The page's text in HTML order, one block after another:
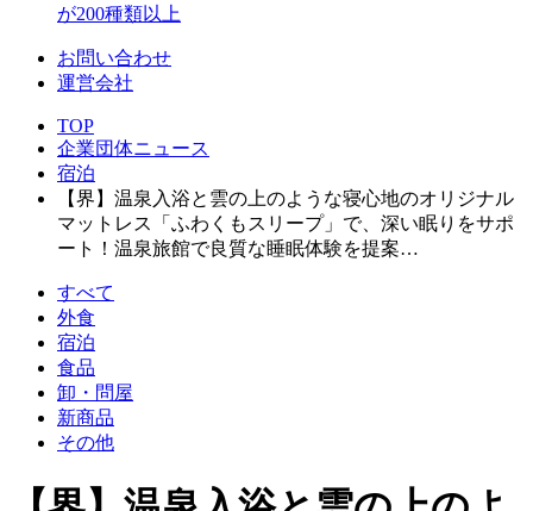
が200種類以上
お問い合わせ
運営会社
TOP
企業団体ニュース
宿泊
【界】温泉入浴と雲の上のような寝心地のオリジナル
マットレス「ふわくもスリープ」で、深い眠りをサポ
ート！温泉旅館で良質な睡眠体験を提案…
すべて
外食
宿泊
食品
卸・問屋
新商品
その他